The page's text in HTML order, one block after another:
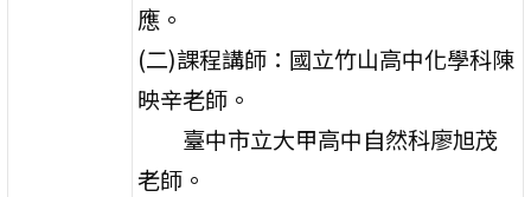
應。
(二)課程講師：國立竹山高中化學科陳
映辛老師。
臺中市立大甲高中自然科廖旭茂
老師。